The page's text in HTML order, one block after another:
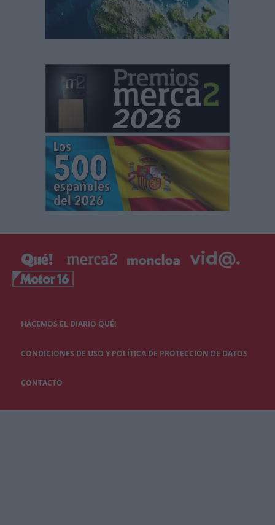
HACEMOS EL DIARIO QUÉ!
CONDICIONES DE USO Y POLÍTICA DE PROTECCIÓN DE DATOS
CONTACTO